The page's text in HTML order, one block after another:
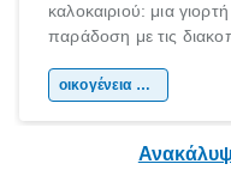
καλοκαιριού: μια
παράδοση με τις
χώρας. Είτε πρόκειται
οικογένεια & παιδί